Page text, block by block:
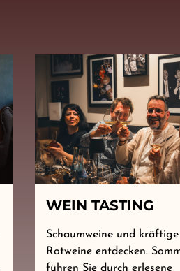
WEIN TASTING
Schaumweine und kräftige
Rotweine entdecken.
führen Sie durch erlesene